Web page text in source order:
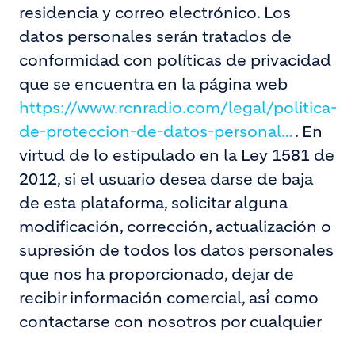
residencia y correo electrónico. Los
datos personales serán tratados de
conformidad con políticas de privacidad
que se encuentra en la página web
https://www.rcnradio.com/legal/politica-
de-proteccion-de-datos-personal… . En
virtud de lo estipulado en la Ley 1581 de
2012, si el usuario desea darse de baja
de esta plataforma, solicitar alguna
modificación, corrección, actualización o
supresión de todos los datos personales
que nos ha proporcionado, dejar de
recibir información comercial, así́ como
contactarse con nosotros por cualquier